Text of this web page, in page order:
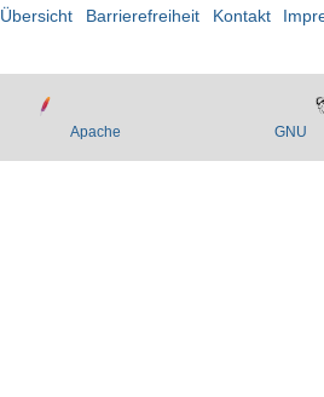
Übersicht Barrierefreiheit Kontakt
Apache GNU